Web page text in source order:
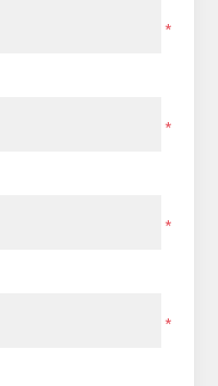
*
*
*
*